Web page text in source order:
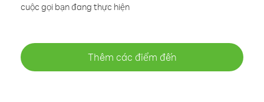
cuộc gọi bạn đang thực hiện
Thêm các điểm đến